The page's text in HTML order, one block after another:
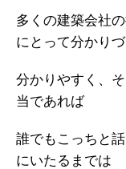
多くの建築会社
にとって分かり
分かりやすく、
当であれば
誰でもこっちと
にいたるまでは